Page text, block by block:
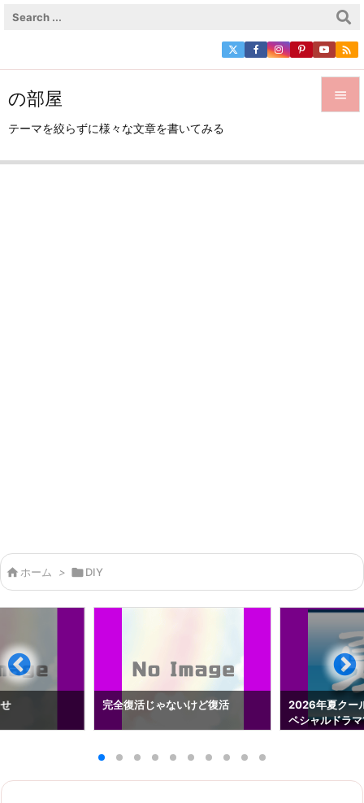
の部屋
テーマを絞らずに様々な文章を書いてみる



 ホーム > DIY
完全復活じゃないけど復活
2026年夏クー
ペシャルドラ